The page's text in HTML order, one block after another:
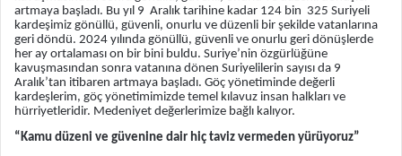
artmaya başladı. Bu yıl 9 Aralık tarihine kadar 124 bin 325 Suriyeli
kardeşimiz gönüllü, güvenli, onurlu ve düzenli bir şekilde vatanlarına
geri döndü. 2024 yılında gönüllü, güvenli ve onurlu geri dönüşlerde
her ay ortalaması on bir bini buldu. Suriye’nin özgürlüğüne
kavuşmasından sonra vatanına dönen Suriyelilerin sayısı da 9
Aralık’tan itibaren artmaya başladı. Göç yönetiminde değerli
kardeşlerim, göç yönetimimizde temel kılavuz insan halkları ve
hürriyetleridir. Medeniyet değerlerimize bağlı kalıyor.
“Kamu düzeni ve güvenine dair hiç taviz vermeden yürüyoruz”